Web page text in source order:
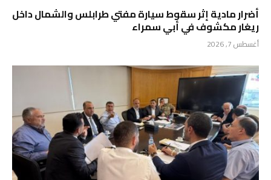
أضرار مادية إثر سقوط سيارة مفتي طرابلس والشمال داخل
ريغار مكشوف في أبي سمراء
أغسطس 7, 2026